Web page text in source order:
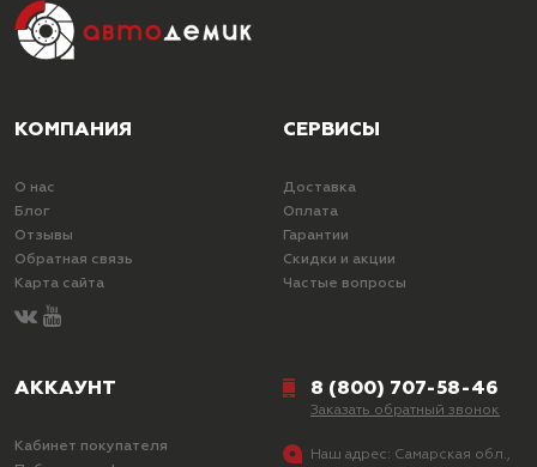
КОМПАНИЯ
О нас
Блог
Отзывы
Обратная связь
Карта сайта
СЕРВИСЫ
Доставка
Оплата
Гарантии
Скидки и акции
Частые вопросы
АККАУНТ
Кабинет покупателя
8 (800) 707-58-46
Заказать обратный звонок
Наш адрес: Самарская обл.,